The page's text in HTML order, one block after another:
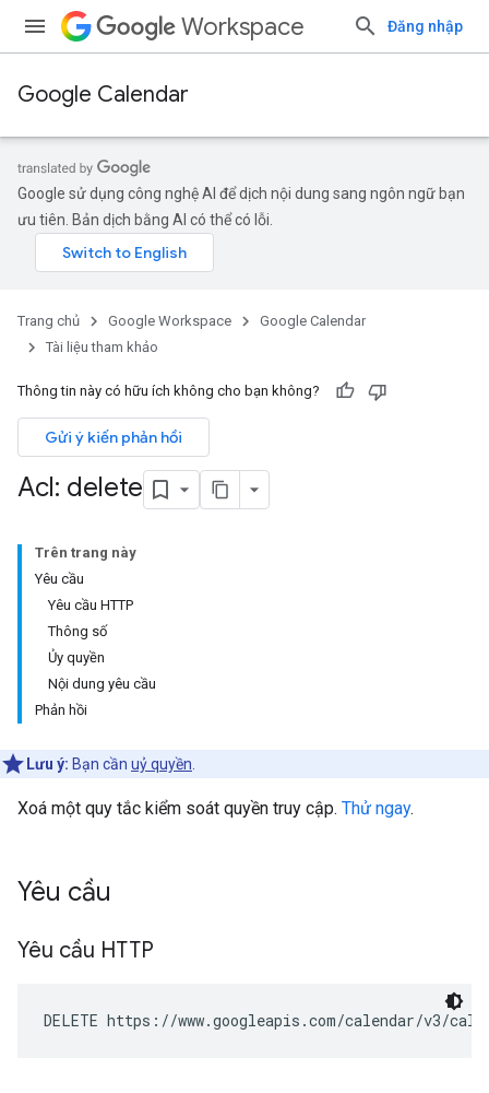
Workspace Đăng nhập
Google Calendar
Google sử dụng công nghệ AI để dịch nội dung sang ngôn ngữ bạn
ưu tiên. Bản dịch bằng AI có thể có lỗi.
Trang chủ Google Workspace
Google Calendar
Tài liệu tham khảo
Thông tin này có hữu ích không cho bạn không?
Gửi ý kiến phản hồi
Acl: delete
Trên trang này
Yêu cầu
Yêu cầu HTTP
Thông số
Ủy quyền
Nội dung yêu cầu
Phản hồi
Lưu ý: Bạn cần uỷ quyền
Xoá một quy tắc kiểm soát quyền truy cập. Thử ngay.
Yêu cầu
Yêu cầu HTTP
DELETE https://www.googleapis.com/calendar/v3/